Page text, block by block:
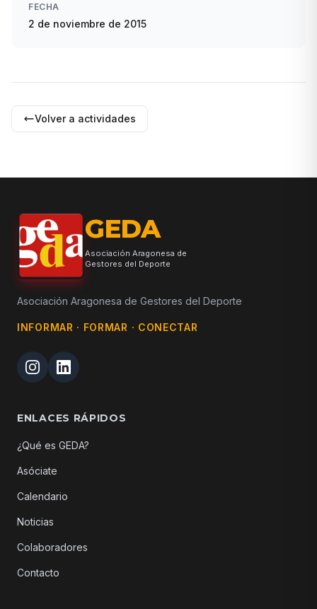
FECHA
2 de noviembre de 2015
Volver a actividades
GEDA
Asociación Aragonesa de
Gestores del Deporte
Asociación Aragonesa de Gestores del Deporte
INFORMAR · FORMAR · CONECTAR
ENLACES RÁPIDOS
¿Qué es GEDA?
Asóciate
Calendario
Noticias
Colaboradores
Contacto